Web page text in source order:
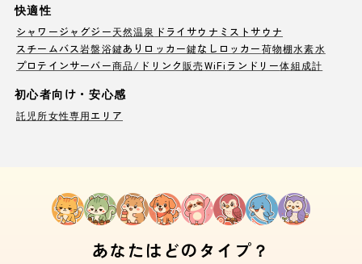
快適性
シャワージャグジー天然温泉 ドライサウナ ミストサウナ
スチームバス岩盤浴鍵ありロッカー鍵なしロッカー荷物棚水素水
プロテインサーバー商品/ドリンク販売WiFi ランドリー体組成計
初心者向け・安心感
託児所女性専用エリア
あなたはどのタイプ？